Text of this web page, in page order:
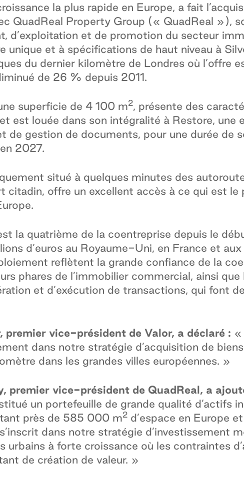
la plus rapide en Europe, a fait
QuadReal Property Group (« QuadReal »),
d’exploitation et de promotion du secteur
unique et à spécifications de haut niveau à
du dernier kilomètre de Londres où l’offre
de 26 % depuis 2011.
superficie de 4 100 m2, présente des
est louée dans son intégralité à Restore, une
de gestion de documents, pour une durée de
2027.
situé à quelques minutes des
citadin, offre un excellent accès à ce qui est
la quatrième de la coentreprise depuis le
d’euros au Royaume-Uni, en France et
reflètent la grande confiance de la
phares de l’immobilier commercial, ainsi
et d’exécution de transactions, qui font
premier vice-président de Valor, a déclaré : «
dans notre stratégie d’acquisition de
dans les grandes villes européennes. »
premier vice-président de QuadReal, a
un portefeuille de grande qualité d’actifs
près de 585 000 m2 d’espace en Europe
dans notre stratégie d’investissement
urbains à forte croissance où les contraintes
de création de valeur. »